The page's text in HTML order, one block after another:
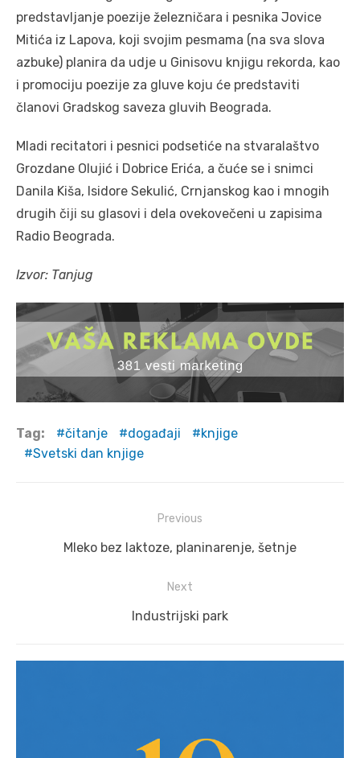
predstavljanje poezije železničara i pesnika Jovice
Mitića iz Lapova, koji svojim pesmama (na sva slova
azbuke) planira da udje u Ginisovu knjigu rekorda, kao
i promociju poezije za gluve koju će predstaviti
članovi Gradskog saveza gluvih Beograda.
Mladi recitatori i pesnici podsetiće na stvaralaštvo
Grozdane Olujić i Dobrice Erića, a čuće se i snimci
Danila Kiša, Isidore Sekulić, Crnjanskog kao i mnogih
drugih čiji su glasovi i dela ovekovečeni u zapisima
Radio Beograda.
Izvor: Tanjug
Tag: čitanje događaji
knjige
Svetski dan knjige
navigation
Previous
Previous
Mleko bez laktoze, planinarenje, šetnje
Next
Next
Industrijski park